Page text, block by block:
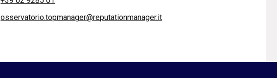
osservatorio.topmanager@reputationmanager.it